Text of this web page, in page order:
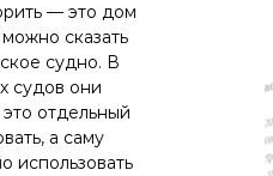
— это дом
сказать
судно. В
судов они
отдельный
а саму
использовать